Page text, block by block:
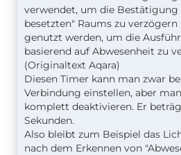
verwendet, um die Bestätigung
besetzten" Raums zu
genutzt werden, um die
basierend auf Abwesenheit zu
(Originaltext Aqara)
Diesen Timer kann man zwar
Verbindung einstellen, aber
komplett deaktivieren. Er
Sekunden.
Also bleibt zum Beispiel das
nach dem Erkennen von